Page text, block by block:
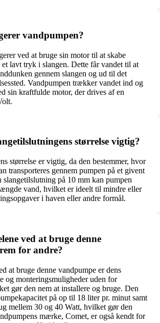
vandpumpen?
ved at bruge sin motor til at skabe
lavt tryk i slangen. Dette får vandet til at
gennem slangen og ud til det
Vandpumpen trækker vandet ind og
sin kraftfulde motor, der drives af en
størrelse vigtig?
størrelse er vigtig, da den bestemmer, hvor
transporteres gennem pumpen på et givent
slangetilslutning på 10 mm kan pumpen
vand, hvilket er ideelt til mindre eller
i haven eller andre formål.
ved at bruge denne
for andre?
at bruge denne vandpumpe er dens
og monteringsmuligheder uden for
gør den nem at installere og bruge. Den
på op til 18 liter pr. minut samt
mellem 30 og 40 Watt, hvilket gør den
mærke, Comet, er også kendt for